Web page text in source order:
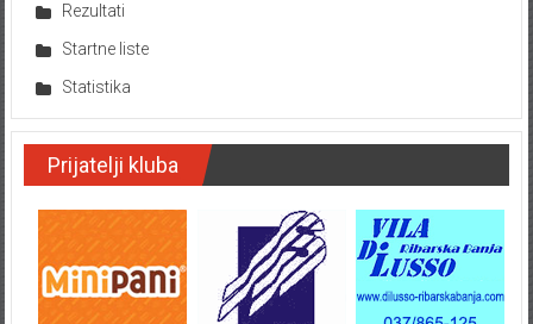
Rezultati
Startne liste
Statistika
Prijatelji kluba